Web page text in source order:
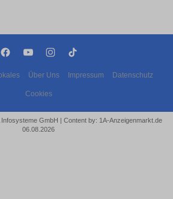
Über Uns Impressum Datenschutz
Cookies
GmbH | Content by: 1A-Anzeigenmarkt.de
06.08.2026